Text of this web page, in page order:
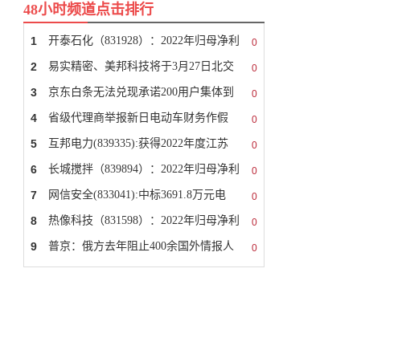
48小时频道点击排行
0
1 开泰石化（831928）：2022年归母净利
0
2 易实精密、美邦科技将于3月27日北交
0
3 京东白条无法兑现承诺200用户集体到
0
4 省级代理商举报新日电动车财务作假
0
5 互邦电力(839335):获得2022年度江苏
0
6 长城搅拌（839894）：2022年归母净利
0
7 网信安全(833041):中标3691.8万元电
0
8 热像科技（831598）：2022年归母净利
0
9 普京：俄方去年阻止400余国外情报人